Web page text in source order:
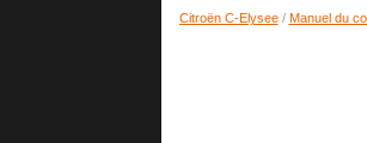
Citroën C-Elysee/ Manuel du